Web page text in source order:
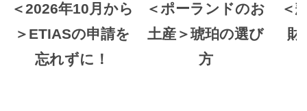
＜2026年10月から
＞ETIASの申請を
忘れずに！
＜ポーランドのお
土産＞琥珀の選び
方
＜
財